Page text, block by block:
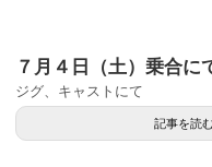
７月４日（土）乗合に
ジグ、キャストにて
記事を読